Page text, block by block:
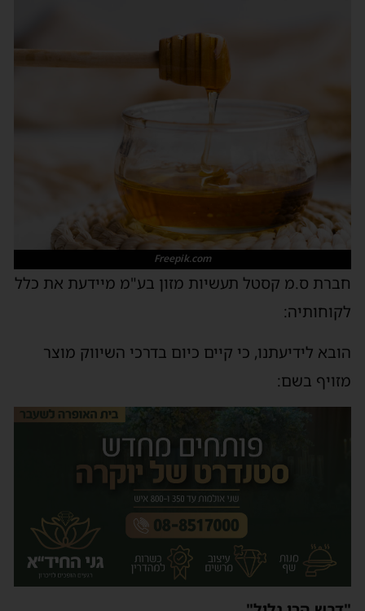
Freepik.com
חברת ס.מ קסטל תעשיות מזון בע"מ מיידעת את כלל
לקוחותיה:
הובא לידיעתנו, כי קיים כיום בדרכי השיווק מוצר
מזויף בשם: